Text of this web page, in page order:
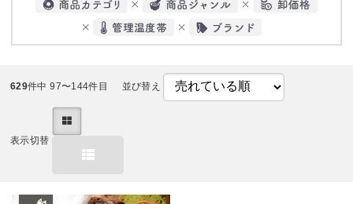
629件中 97〜144件目 並び替え
表示切替